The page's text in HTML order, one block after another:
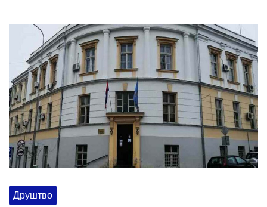
Друштво